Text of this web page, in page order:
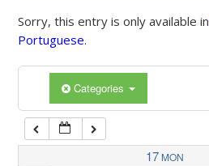
Sorry, this entry is only available in
Portuguese.
Categories
17 MON